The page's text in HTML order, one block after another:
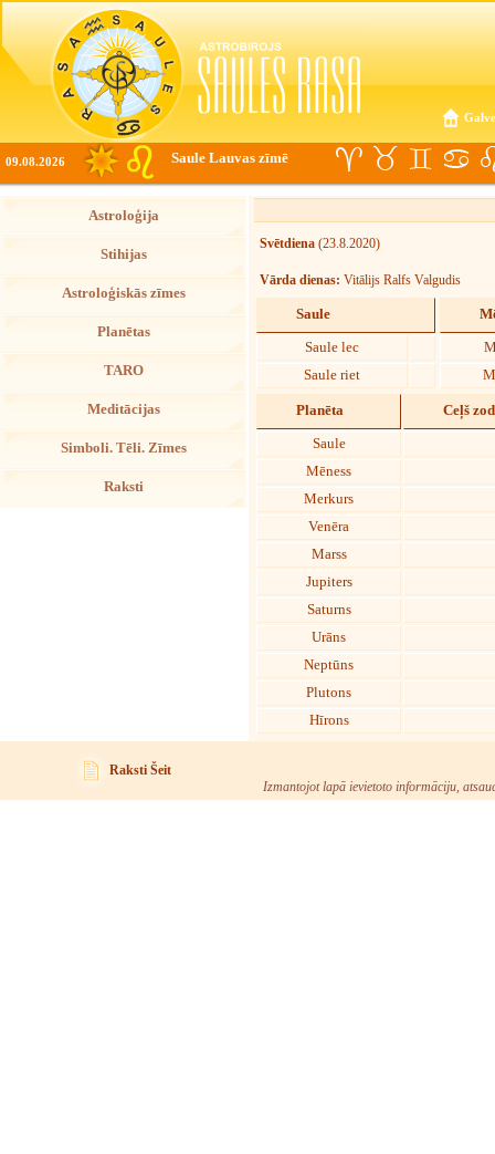
09.08.2026 Saule Lauvas zīmē
Astroloģija
Stihijas
Astroloģiskās zīmes
Planētas
TARO
Meditācijas
Simboli. Tēli. Zīmes
Raksti
Svētdiena (23.8.2020)
Vārda dienas: Vitālijs Ralfs Valgudis
Saule
Saule lec
Saule riet
Planēta Ceļš
Saule
Mēness
Merkurs
Venēra
Marss
Jupiters
Saturns
Urāns
Neptūns
Plutons
Hīrons
Raksti Šeit
Izmantojot lapā ievietoto informāciju,